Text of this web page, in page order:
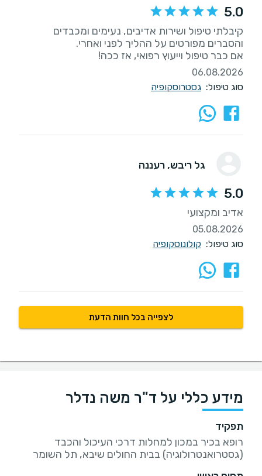
5.0
קיבלתי טיפול ושירות אדיבים, נעימים ומכבדים
אם כבר טיפול וייעוץ רפואי, אז ככה!
06.08.2026
סוג טיפול: גסטרוסקופיה
גל ריבש, רעננה
5.0
אדיב ומקצועי
05.08.2026
סוג טיפול: קולונוסקופיה
לצפייה בכל חוות הדעת
מידע כללי על ד"ר משה נדלר
תפקיד
רופא בכיר במכון למחלות דרכי העיכול והכבד
(גסטרואנטרולוגיה) בבית החולים שיבא, תל השומר